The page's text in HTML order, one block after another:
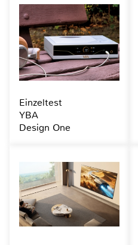
Einzeltest
YBA
Design One